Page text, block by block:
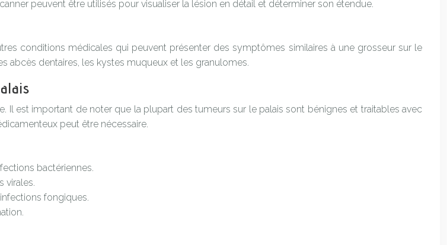
peuvent être utilisés pour visualiser la lésion en détail et déterminer son étendue.
conditions médicales qui peuvent présenter des symptômes similaires à une grosseur sur le
abcès dentaires, les kystes muqueux et les granulomes.
Il est important de noter que la plupart des tumeurs sur le palais sont bénignes et traitables avec
peut être nécessaire.
bactériennes.
virales.
fongiques.